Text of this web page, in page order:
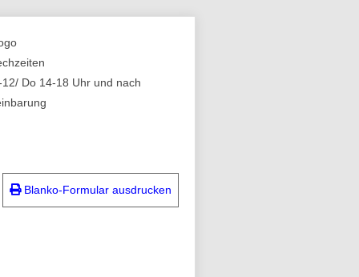
12/ Do 14-18 Uhr und nach
Blanko-Formular ausdrucken